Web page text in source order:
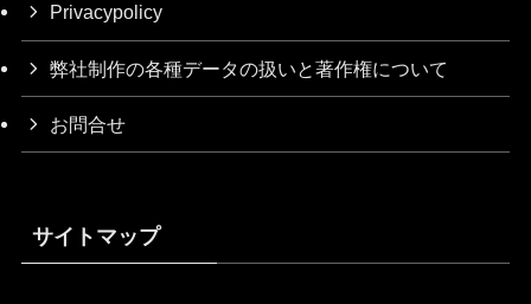
Privacypolicy
弊社制作の各種データの扱いと著作権について
お問合せ
サイトマップ